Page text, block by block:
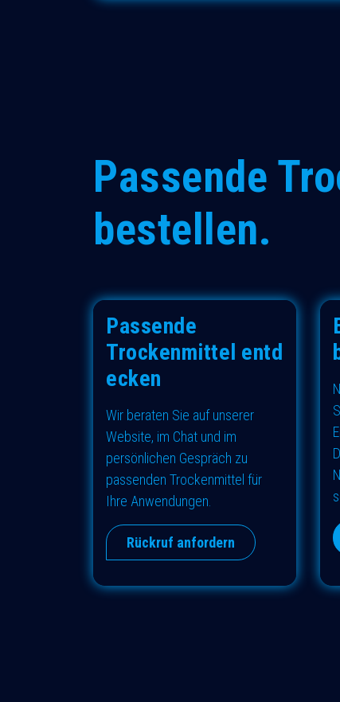
Passende
bestellen.
Passende
Trockenmittel entd
ecken
Wir beraten Sie auf unserer
Website, im Chat und im
persönlichen Gespräch zu
passenden Trockenmittel für
Ihre Anwendungen.
Rückruf anfordern